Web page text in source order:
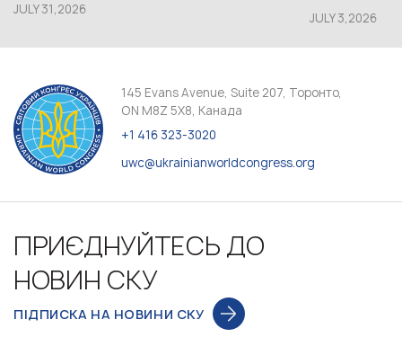
JULY 31,2026
JULY 3,2026
145 Evans Avenue, Suite 207, Торонто,
ON M8Z 5X8, Канада
+1 416 323-3020
uwc@ukrainianworldcongress.org
ПРИЄДНУЙТЕСЬ ДО
НОВИН СКУ
ПІДПИСКА НА НОВИНИ СКУ